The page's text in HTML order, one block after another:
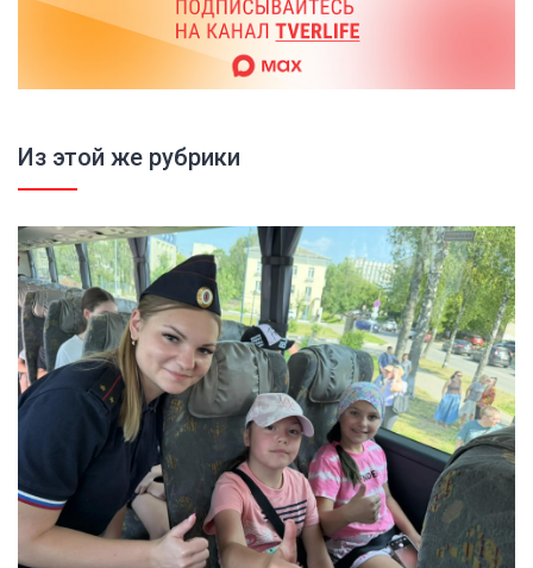
Из этой же рубрики